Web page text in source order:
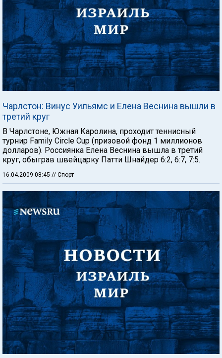
Чарлстон: Винус Уильямс и Елена Веснина вышли в
третий круг
В Чарлстоне, Южная Каролина, проходит теннисный
турнир Family Circle Cup (призовой фонд 1 миллионов
долларов). Россиянка Елена Веснина вышла в третий
круг, обыграв швейцарку Патти Шнайдер 6:2, 6:7, 7:5.
16.04.2009 08:45 // Спорт